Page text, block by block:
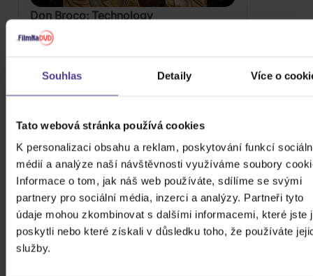
Souhlas Detaily Více o
Tato webová stránka používá cookies
K personalizaci obsahu a reklam, poskytování funkcí
médií a analýze naší návštěvnosti využíváme soubory
Informace o tom, jak náš web používáte, sdílíme se svými
partnery pro sociální média, inzerci a analýzy. Partneři tyto
údaje mohou zkombinovat s dalšími informacemi, které jste
poskytli nebo které získali v důsledku toho, že používáte
služby.
Don Broco: Technology
CD